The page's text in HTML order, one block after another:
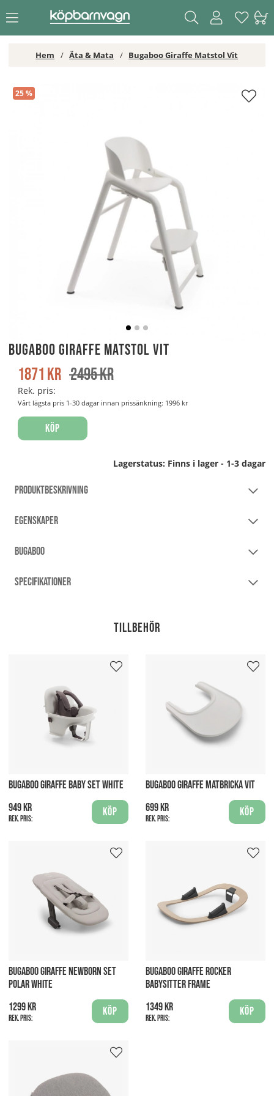
Hem Äta & Mata Bugaboo Giraffe Matstol Vit
25
Bugaboo Giraffe Matstol Vit
Bugaboo Giraffe Matstol Vit
2495kr
1871 kr
Rek. pris:
Vårt lägsta pris 1-30 dagar innan prissänkning: 1996 kr
Köp
Lagerstatus: Finns i lager - 1-3 dagar
PRODUKTBESKRIVNING
EGENSKAPER
BUGABOO
SPECIFIKATIONER
Tillbehör
BUGABOO GIRAFFE BABY SET WHITE
949 kr
Rek. pris:
Köp
BUGABOO GIRAFFE MATBRICKA VIT
699 kr
Rek. pris:
Köp
BUGABOO GIRAFFE NEWBORN SET
POLAR WHITE
1299 kr
Rek. pris:
Köp
BUGABOO GIRAFFE ROCKER
BABYSITTER FRAME
1349 kr
Rek. pris:
Köp